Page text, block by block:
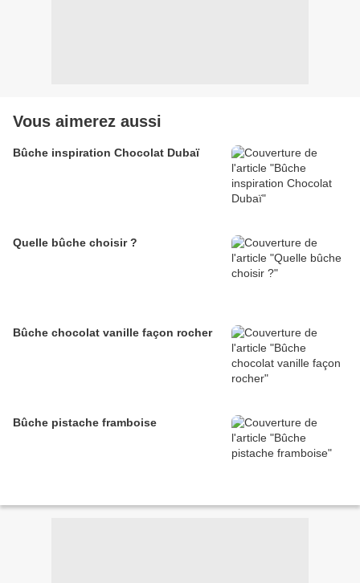
Vous aimerez aussi
Bûche inspiration Chocolat Dubaï
Quelle bûche choisir ?
Bûche chocolat vanille façon rocher
Bûche pistache framboise